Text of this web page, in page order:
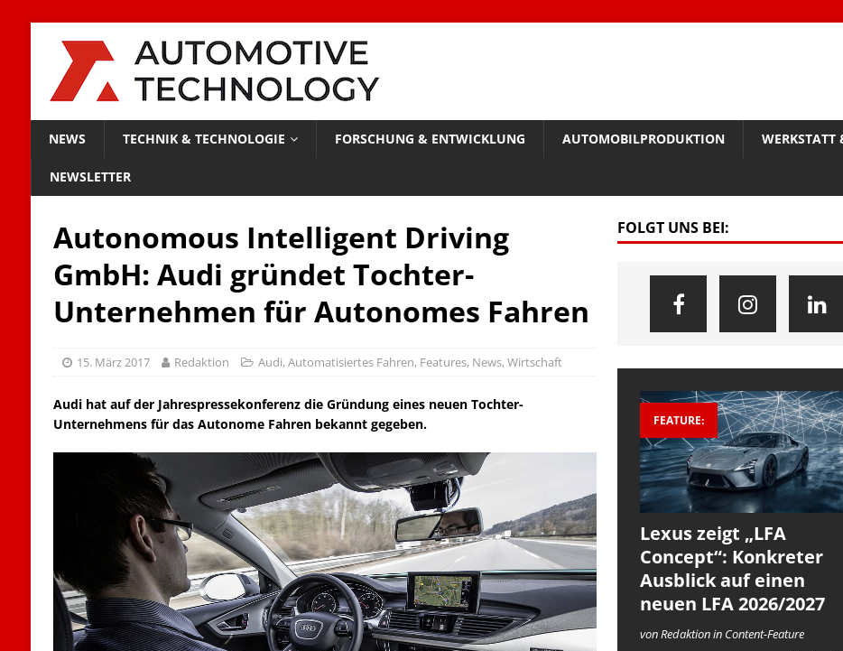
NEWS TECHNIK & TECHNOLOGIE FORSCHUNG & ENTWICKLUNG AUTOMOBILPRODUKTION WERKSTATT
NEWSLETTER
Autonomous Intelligent Driving
GmbH: Audi gründet Tochter-
Unternehmen für Autonomes Fahren
15. März 2017 Redaktion Audi,Automatisiertes Fahren, Features, News,Wirtschaft
Audi hat auf der Jahrespressekonferenz die Gründung eines neuen Tochter-
Unternehmens für das Autonome Fahren bekannt gegeben.
FOLGT UNS BEI:
FEATURE:
Lexus zeigt „LFA
Concept“: Konkreter
Ausblick auf einen
neuen LFA 2026/2027
von Redaktion in Content-Feature